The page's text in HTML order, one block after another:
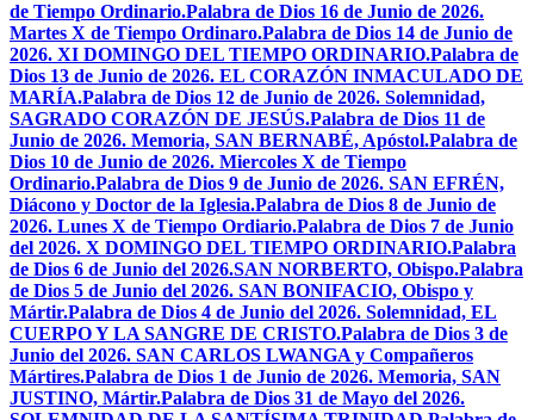
de Tiempo Ordinario.Palabra de Dios 16 de Junio de 2026.
Martes X de Tiempo Ordinaro.Palabra de Dios 14 de Junio de
2026. XI DOMINGO DEL TIEMPO ORDINARIO.Palabra de
Dios 13 de Junio de 2026. EL CORAZÓN INMACULADO DE
MARÍA.Palabra de Dios 12 de Junio de 2026. Solemnidad,
SAGRADO CORAZÓN DE JESÚS.Palabra de Dios 11 de
Junio de 2026. Memoria, SAN BERNABÉ, Apóstol.Palabra de
Dios 10 de Junio de 2026. Miercoles X de Tiempo
Ordinario.Palabra de Dios 9 de Junio de 2026. SAN EFRÉN,
Diácono y Doctor de la Iglesia.Palabra de Dios 8 de Junio de
2026. Lunes X de Tiempo Ordiario.Palabra de Dios 7 de Junio
del 2026. X DOMINGO DEL TIEMPO ORDINARIO.Palabra
de Dios 6 de Junio del 2026.SAN NORBERTO, Obispo.Palabra
de Dios 5 de Junio del 2026. SAN BONIFACIO, Obispo y
Mártir.Palabra de Dios 4 de Junio del 2026. Solemnidad, EL
CUERPO Y LA SANGRE DE CRISTO.Palabra de Dios 3 de
Junio del 2026. SAN CARLOS LWANGA y Compañeros
Mártires.Palabra de Dios 1 de Junio de 2026. Memoria, SAN
JUSTINO, Mártir.Palabra de Dios 31 de Mayo del 2026.